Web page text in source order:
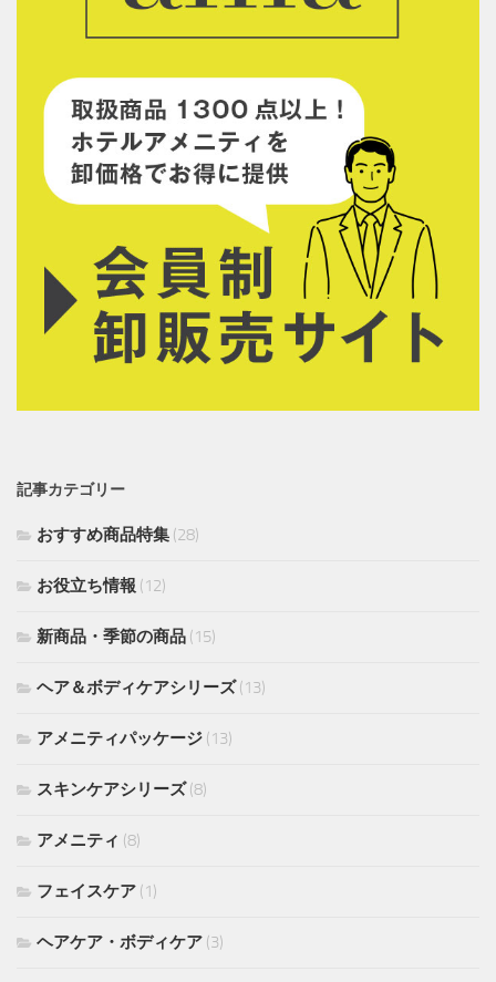
記事カテゴリー
おすすめ商品特集 (28)
お役立ち情報 (12)
新商品・季節の商品 (15)
ヘア＆ボディケアシリーズ(13)
アメニティパッケージ (13)
スキンケアシリーズ(8)
アメニティ (8)
フェイスケア (1)
ヘアケア・ボディケア (3)